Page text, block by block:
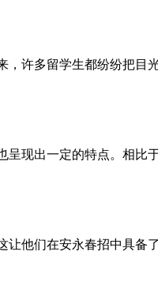
许多留学生都纷纷把目
现出一定的特点。相比
他们在安永春招中具备